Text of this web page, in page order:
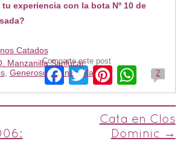
experiencia con la bota Nº 10 de
Catados
Manzanilla Sanlúcar,
, Generoso, manzanilla
Comparte este post
Facebook
TwitterPinterest
2
Cata en Clos
Dominic
→